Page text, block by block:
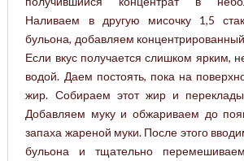
Наливаем в другую мисочку 1,5
бульона, добавляем
Если вкус получается слишком ярким,
водой. Даем постоять, пока на
жир. Собираем этот жир и
Добавляем муку и обжариваем до
запаха жареной муки. После этого
бульона и тщательно